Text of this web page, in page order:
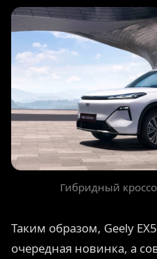
Гибридный
Таким образом, Geely
очередная новинка, а